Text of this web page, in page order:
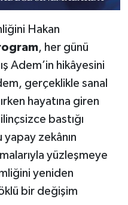
Hakan
, her günü
Adem’in hikâyesini
gerçeklikle sanal
hayatına giren
bastığı
yapay zekânın
yüzleşmeye
yeniden
bir değişim